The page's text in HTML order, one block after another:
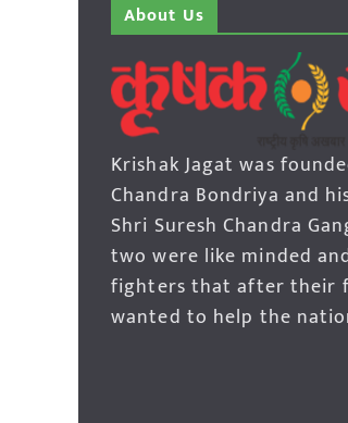
About Us
Krishak Jagat was
Chandra Bondriya and
Shri Suresh Chandra
two were like minded
fighters that after their
wanted to help the